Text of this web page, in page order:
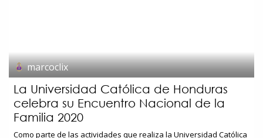
marcoclix
La Universidad Católica de Honduras
celebra su Encuentro Nacional de la
Familia 2020
Como parte de las actividades que realiza la Universidad Católica